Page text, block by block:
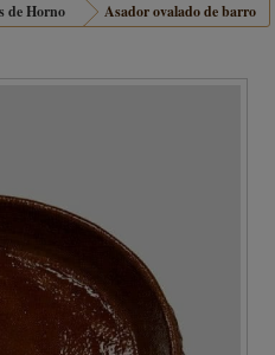
de Horno Asador ovalado de barro